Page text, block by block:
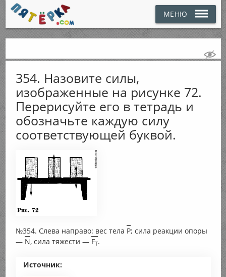
МЕНЮ
354. Назовите силы,
изображенные на рисунке 72.
Перерисуйте его в тетрадь и
обозначьте каждую силу
соответствующей буквой.
№354. Слева направо: вес тела P; сила реакции опоры
— N, сила тяжести — FT.
Источник: